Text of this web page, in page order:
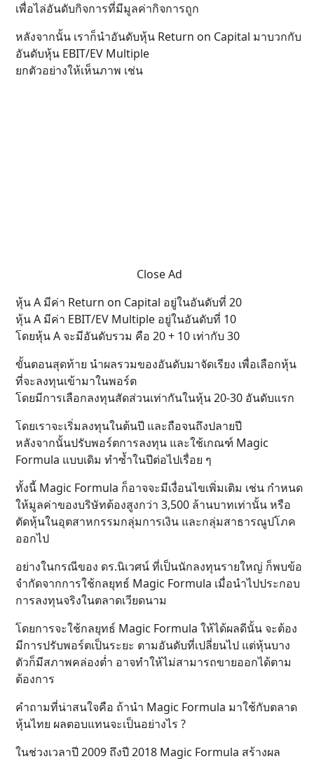
เพื่อไล่อันดับกิจการที่มีมูลค่ากิจการถูก
หลังจากนั้น เราก็นำอันดับหุ้น Return on Capital มาบวกกับ
อันดับหุ้น EBIT/EV Multiple
ยกตัวอย่างให้เห็นภาพ เช่น
Close Ad
หุ้น A มีค่า Return on Capital อยู่ในอันดับที่ 20
หุ้น A มีค่า EBIT/EV Multiple อยู่ในอันดับที่ 10
โดยหุ้น A จะมีอันดับรวม คือ 20 + 10 เท่ากับ 30
ขั้นตอนสุดท้าย นำผลรวมของอันดับมาจัดเรียง เพื่อเลือกหุ้น
ที่จะลงทุนเข้ามาในพอร์ต
โดยมีการเลือกลงทุนสัดส่วนเท่ากันในหุ้น 20-30 อันดับแรก
โดยเราจะเริ่มลงทุนในต้นปี และถือจนถึงปลายปี
หลังจากนั้นปรับพอร์ตการลงทุน และใช้เกณฑ์ Magic
Formula แบบเดิม ทำซ้ำในปีต่อไปเรื่อย ๆ
ทั้งนี้ Magic Formula ก็อาจจะมีเงื่อนไขเพิ่มเติม เช่น กำหนด
ให้มูลค่าของบริษัทต้องสูงกว่า 3,500 ล้านบาทเท่านั้น หรือ
ตัดหุ้นในอุตสาหกรรมกลุ่มการเงิน และกลุ่มสาธารณูปโภค
ออกไป
อย่างในกรณีของ ดร.นิเวศน์ ที่เป็นนักลงทุนรายใหญ่ ก็พบข้อ
จำกัดจากการใช้กลยุทธ์ Magic Formula เมื่อนำไปประกอบ
การลงทุนจริงในตลาดเวียดนาม
โดยการจะใช้กลยุทธ์ Magic Formula ให้ได้ผลดีนั้น จะต้อง
มีการปรับพอร์ตเป็นระยะ ตามอันดับที่เปลี่ยนไป แต่หุ้นบาง
ตัวก็มีสภาพคล่องต่ำ อาจทำให้ไม่สามารถขายออกได้ตาม
ต้องการ
คำถามที่น่าสนใจคือ ถ้านำ Magic Formula มาใช้กับตลาด
หุ้นไทย ผลตอบแทนจะเป็นอย่างไร ?
ในช่วงเวลาปี 2009 ถึงปี 2018 Magic Formula สร้างผล